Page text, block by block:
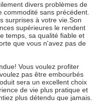
divers problèmes de
sans précédent.
surprises à votre vie.Son
supérieures le rendent
temps, sa qualité fiable et
que vous n'avez pas de
Vous voulez profiter
pas être embourbés
sera un excellent choix
de vie plus pratique et
plus détendu que jamais.